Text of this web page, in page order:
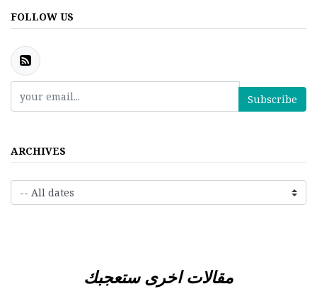
FOLLOW US
Subscribe
ARCHIVES
مقالات اخرى ستعجبك